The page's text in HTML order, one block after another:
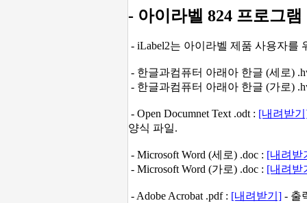
- 아이라벨 824 프로그
- iLabel2는 아이라벨 제품 사용자
- 한글과컴퓨터 아래아 한글 (세로)
- 한글과컴퓨터 아래아 한글 (가로)
- Open Documnet Text .odt : [내려받
양식 파일.
- Microsoft Word (세로) .doc : [내려받
- Microsoft Word (가로) .doc : [내려받
- Adobe Acrobat .pdf : [내려받기] - 출